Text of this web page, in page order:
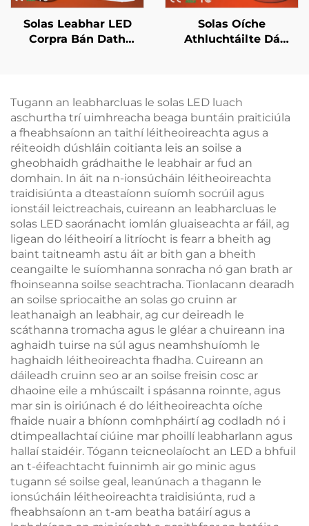
Solas Leabhar LED
Corpra Bán Dath
Scintillíocht
Solas Oíche
Athluchtáilte Dá
Teagmhála le
Cuimhne 18H Fad
Saighdiúr Trí Chineál-
C
Tugann an leabharcluas le solas LED luach
aschurtha trí uimhreacha beaga buntáin praiticiúla
a fheabhsaíonn an taithí léitheoireachta agus a
réiteoidh dúshláin coitianta leis an soilse a
gheobhaidh grádhaithe le leabhair ar fud an
domhain. In áit na n-ionsúcháin léitheoireachta
traidisiúnta a dteastaíonn suíomh socrúil agus
ionstáil leictreachais, cuireann an leabharcluas le
solas LED saoránacht iomlán gluaiseachta ar fáil, ag
ligean do léitheoirí a litríocht is fearr a bheith ag
baint taitneamh astu áit ar bith gan a bheith
ceangailte le suíomhanna sonracha nó gan brath ar
fhoinseanna soilse seachtracha. Tionlacann dearadh
an soilse spriocaithe an solas go cruinn ar
leathanaigh an leabhair, ag cur deireadh le
scáthanna tromacha agus le gléar a chuireann ina
aghaidh tuirse na súl agus neamhshuíomh le
haghaidh léitheoireachta fhadha. Cuireann an
dáileadh cruinn seo ar an soilse freisin cosc ar
dhaoine eile a mhúscailt i spásanna roinnte, agus
mar sin is oiriúnach é do léitheoireachta oíche
fhaide nuair a bhíonn comhpháirtí ag codladh nó i
dtimpeallachtaí ciúine mar phoillí leabharlann agus
hallaí staidéir. Tógann teicneolaíocht an LED a bhfuil
an t-éifeachtacht fuinnimh air go minic agus
tugann sé soilse geal, leanúnach a thagann le
ionsúcháin léitheoireachta traidisiúnta, rud a
fheabhsaíonn an t-am beatha batáirí agus a